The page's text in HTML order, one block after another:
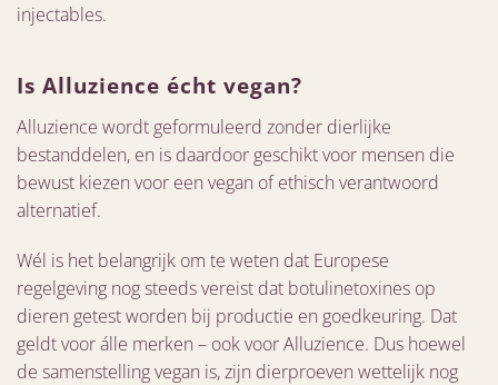
injectables.
Is Alluzience écht vegan?
Alluzience wordt geformuleerd zonder dierlijke
bestanddelen, en is daardoor geschikt voor mensen die
bewust kiezen voor een vegan of ethisch verantwoord
alternatief.
Wél is het belangrijk om te weten dat Europese
regelgeving nog steeds vereist dat botulinetoxines op
dieren getest worden bij productie en goedkeuring. Dat
geldt voor álle merken – ook voor Alluzience. Dus hoewel
de samenstelling vegan is, zijn dierproeven wettelijk nog